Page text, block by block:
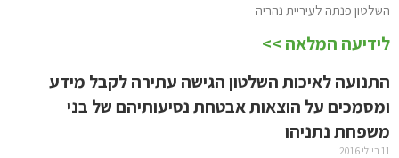
השלטון פנתה לעיריית נהריה
לידיעה המלאה >>
התנועה לאיכות השלטון הגישה עתירה לקבל מידע
ומסמכים על הוצאות אבטחת נסיעותיהם של בני
משפחת נתניהו
11 ביולי 2016